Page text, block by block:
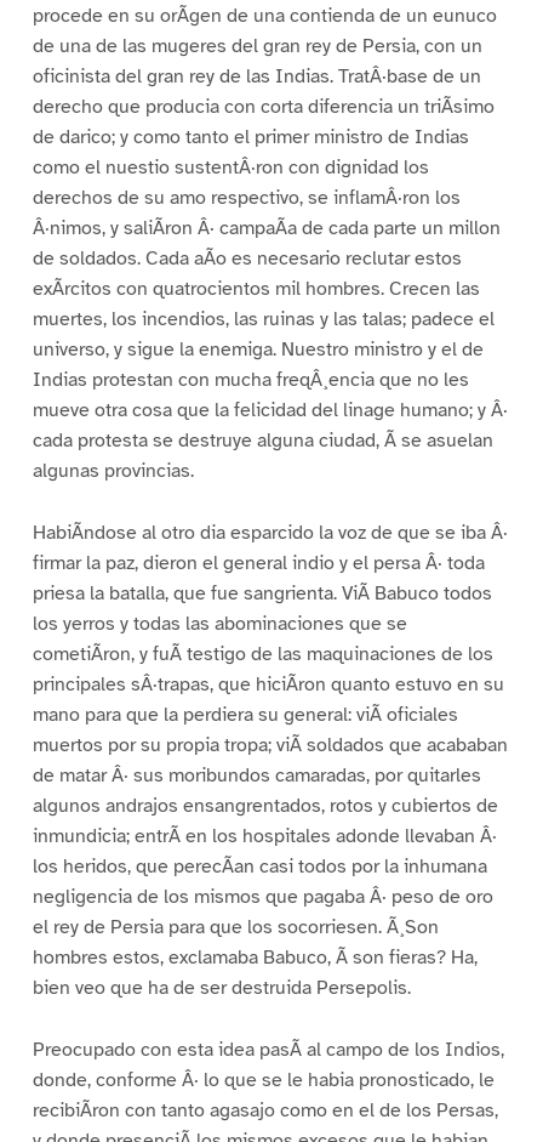
procede en su orÃgen de una contienda de un eunuco
de una de las mugeres del gran rey de Persia, con un
oficinista del gran rey de las Indias. TratÂ·base de un
derecho que producia con corta diferencia un triÃsimo
de darico; y como tanto el primer ministro de Indias
como el nuestio sustentÂ·ron con dignidad los
derechos de su amo respectivo, se inflamÂ·ron los
Â·nimos, y saliÃron Â· campaÃa de cada parte un millon
de soldados. Cada aÃo es necesario reclutar estos
exÃrcitos con quatrocientos mil hombres. Crecen las
muertes, los incendios, las ruinas y las talas; padece el
universo, y sigue la enemiga. Nuestro ministro y el de
Indias protestan con mucha freqÂ¸encia que no les
mueve otra cosa que la felicidad del linage humano; y Â·
cada protesta se destruye alguna ciudad, Ã se asuelan
algunas provincias.
HabiÃndose al otro dia esparcido la voz de que se iba Â·
firmar la paz, dieron el general indio y el persa Â· toda
priesa la batalla, que fue sangrienta. ViÃ Babuco todos
los yerros y todas las abominaciones que se
cometiÃron, y fuÃ testigo de las maquinaciones de los
principales sÂ·trapas, que hiciÃron quanto estuvo en su
mano para que la perdiera su general: viÃ oficiales
muertos por su propia tropa; viÃ soldados que acababan
de matar Â· sus moribundos camaradas, por quitarles
algunos andrajos ensangrentados, rotos y cubiertos de
inmundicia; entrÃ en los hospitales adonde llevaban Â·
los heridos, que perecÃan casi todos por la inhumana
negligencia de los mismos que pagaba Â· peso de oro
el rey de Persia para que los socorriesen. Ã¸Son
hombres estos, exclamaba Babuco, Ã son fieras? Ha,
bien veo que ha de ser destruida Persepolis.
Preocupado con esta idea pasÃ al campo de los Indios,
donde, conforme Â· lo que se le habia pronosticado, le
recibiÃron con tanto agasajo como en el de los Persas,